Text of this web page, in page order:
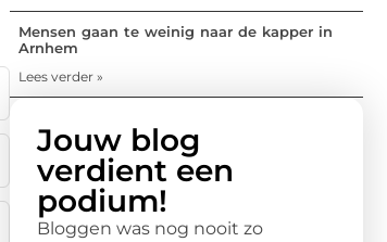
Mensen gaan te weinig naar de kapper in
Arnhem
Lees verder »
Jouw blog
verdient een
podium!
Bloggen was nog nooit zo